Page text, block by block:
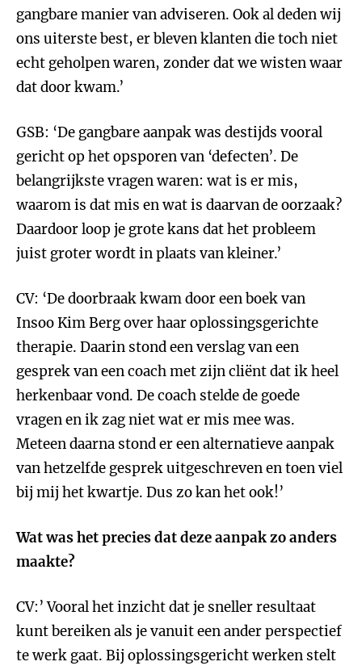
gangbare manier van adviseren. Ook al deden wij
ons uiterste best, er bleven klanten die toch niet
echt geholpen waren, zonder dat we wisten waar
dat door kwam.’
GSB: ‘De gangbare aanpak was destijds vooral
gericht op het opsporen van ‘defecten’. De
belangrijkste vragen waren: wat is er mis,
waarom is dat mis en wat is daarvan de oorzaak?
Daardoor loop je grote kans dat het probleem
juist groter wordt in plaats van kleiner.’
CV: ‘De doorbraak kwam door een boek van
Insoo Kim Berg over haar oplossingsgerichte
therapie. Daarin stond een verslag van een
gesprek van een coach met zijn cliënt dat ik heel
herkenbaar vond. De coach stelde de goede
vragen en ik zag niet wat er mis mee was.
Meteen daarna stond er een alternatieve aanpak
van hetzelfde gesprek uitgeschreven en toen viel
bij mij het kwartje. Dus zo kan het ook!’
Wat was het precies dat deze aanpak zo anders
maakte?
CV:’ Vooral het inzicht dat je sneller resultaat
kunt bereiken als je vanuit een ander perspectief
te werk gaat. Bij oplossingsgericht werken stelt